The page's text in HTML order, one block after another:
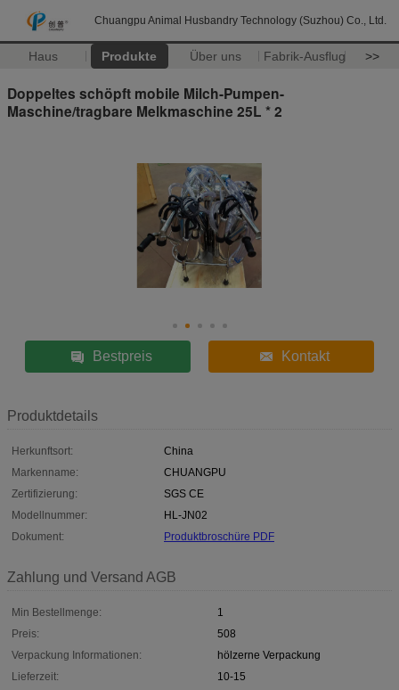
Chuangpu Animal Husbandry Technology (Suzhou) Co., Ltd.
Haus Produkte Über uns Fabrik-Ausflug >>
Doppeltes schöpft mobile Milch-Pumpen-
Maschine/tragbare Melkmaschine 25L * 2
Bestpreis Kontakt
Produktdetails
Herkunftsort:
China
Markenname:
CHUANGPU
Zertifizierung:
SGS CE
Modellnummer:
HL-JN02
Dokument:
Produktbroschüre PDF
Zahlung und Versand AGB
Min Bestellmenge:
1
Preis:
508
Verpackung Informationen:
hölzerne Verpackung
Lieferzeit:
10-15